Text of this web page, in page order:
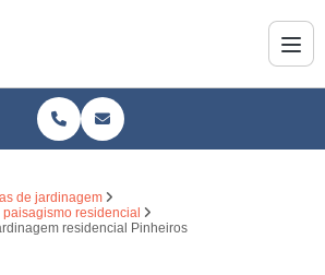
de jardinagem
residencial
residencial Pinheiros